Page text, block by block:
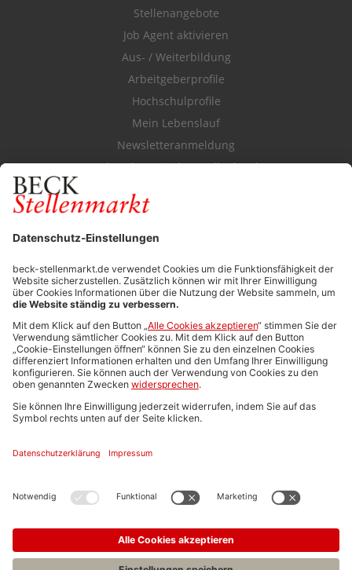
Stellenangebote
Job Agent aktivieren
Aus- / Weiterbildung
Arbeitgeberprofile
Hochschulprofile
Mein Lebenslauf
Newsletteranmeldung
Durchsuchen Sie den Stellenkatalog
FÜR ARBEITGEBER
Stellenmarktpreise
Anzeigen-AGB
Media-Daten
Newsletteranmeldung
Produktübersicht
ALLGEMEIN
FAQs
Impressum
Stellenangebote C.H.BECK